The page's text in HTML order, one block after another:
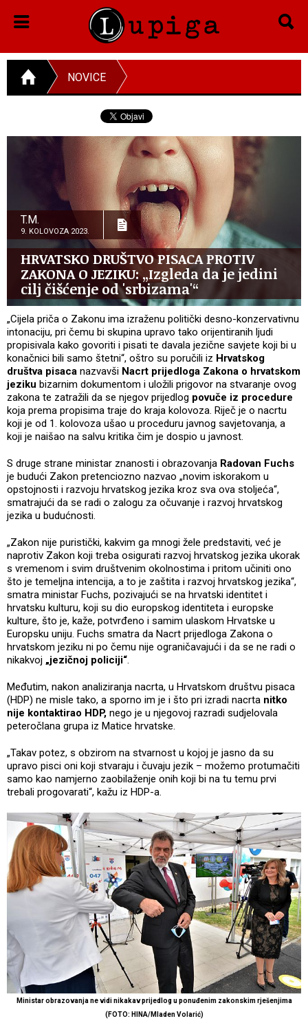
NOVICE
T.M.
9. KOLOVOZA 2023.
HRVATSKO DRUŠTVO PISACA PROTIV
ZAKONA O JEZIKU: „Izgleda da je jedini
cilj čišćenje od 'srbizama'“
„Cijela priča o Zakonu ima izraženu politički desno-konzervativnu
intonaciju, pri čemu bi skupina upravo tako orijentiranih ljudi
propisivala kako govoriti i pisati te davala jezične savjete koji bi u
konačnici bili samo štetni“, oštro su poručili iz Hrvatskog
društva pisaca nazvavši Nacrt prijedloga Zakona o hrvatskom
jeziku bizarnim dokumentom i uložili prigovor na stvaranje ovog
zakona te zatražili da se njegov prijedlog povuče iz procedure
koja prema propisima traje do kraja kolovoza. Riječ je o nacrtu
koji je od 1. kolovoza ušao u proceduru javnog savjetovanja, a
koji je naišao na salvu kritika čim je dospio u javnost.
S druge strane ministar znanosti i obrazovanja Radovan Fuchs
je budući Zakon pretenciozno nazvao „novim iskorakom u
opstojnosti i razvoju hrvatskog jezika kroz sva ova stoljeća“,
smatrajući da se radi o zalogu za očuvanje i razvoj hrvatskog
jezika u budućnosti.
„Zakon nije puristički, kakvim ga mnogi žele predstaviti, već je
naprotiv Zakon koji treba osigurati razvoj hrvatskog jezika ukorak
s vremenom i svim društvenim okolnostima i pritom učiniti ono
što je temeljna intencija, a to je zaštita i razvoj hrvatskog jezika“,
smatra ministar Fuchs, pozivajući se na hrvatski identitet i
hrvatsku kulturu, koji su dio europskog identiteta i europske
kulture, što je, kaže, potvrđeno i samim ulaskom Hrvatske u
Europsku uniju. Fuchs smatra da Nacrt prijedloga Zakona o
hrvatskom jeziku ni po čemu nije ograničavajući i da se ne radi o
nikakvoj „jezičnoj policiji“.
Međutim, nakon analiziranja nacrta, u Hrvatskom društvu pisaca
(HDP) ne misle tako, a sporno im je i što pri izradi nacrta nitko
nije kontaktirao HDP, nego je u njegovoj razradi sudjelovala
peteročlana grupa iz Matice hrvatske.
„Takav potez, s obzirom na stvarnost u kojoj je jasno da su
upravo pisci oni koji stvaraju i čuvaju jezik – možemo protumačiti
samo kao namjerno zaobilaženje onih koji bi na tu temu prvi
trebali progovarati“, kažu iz HDP-a.
Ministar obrazovanja ne vidi nikakav prijedlog u ponuđenim zakonskim rješenjima
(FOTO: HINA/Mladen Volarić)